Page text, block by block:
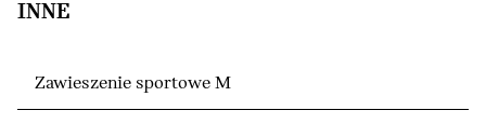
INNE
Zawieszenie sportowe M